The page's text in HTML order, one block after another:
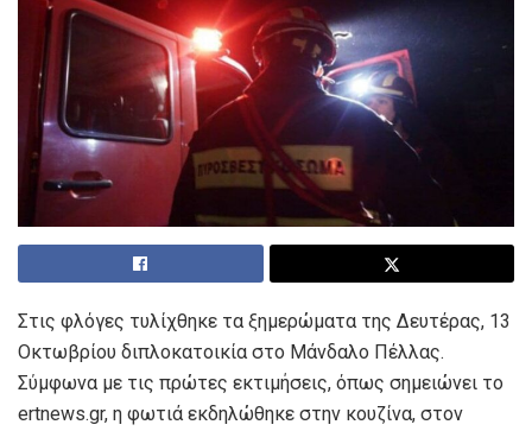
Στις φλόγες τυλίχθηκε τα ξημερώματα της Δευτέρας, 13
Οκτωβρίου διπλοκατοικία στο Μάνδαλο Πέλλας.
Σύμφωνα με τις πρώτες εκτιμήσεις, όπως σημειώνει το
ertnews.gr, η φωτιά εκδηλώθηκε στην κουζίνα, στον